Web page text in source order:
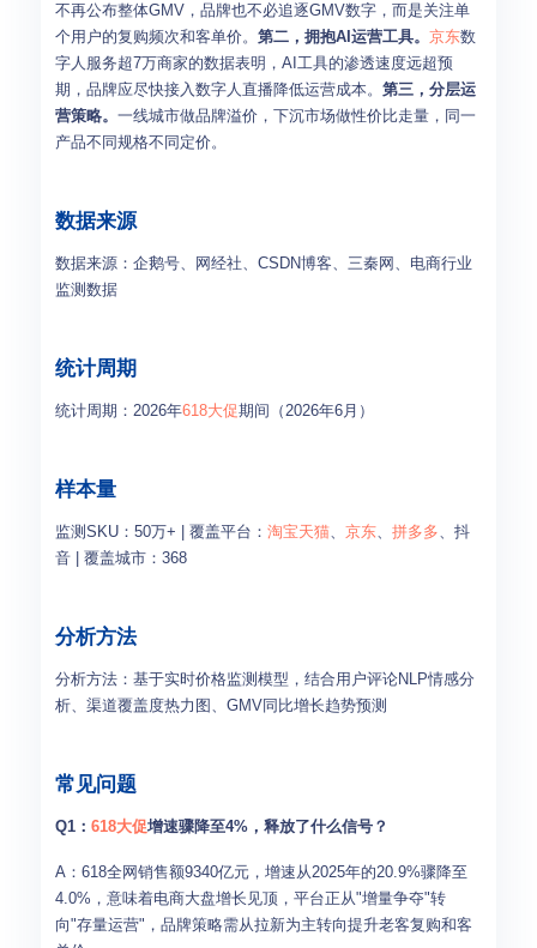
不再公布整体GMV，品牌也不必追逐GMV数字，而是关注单
个用户的复购频次和客单价。 第二，拥抱AI运营工具。 京东数
字人服务超7万商家的数据表明，AI工具的渗透速度远超预
期，品牌应尽快接入数字人直播降低运营成本。 第三，分层运
营策略。 一线城市做品牌溢价，下沉市场做性价比走量，同一
产品不同规格不同定价。
数据来源
数据来源：企鹅号、网经社、CSDN博客、三秦网、电商行业
监测数据
统计周期
统计周期：2026年618大促期间（2026年6月）
样本量
监测SKU：50万+ | 覆盖平台： 淘宝天猫、 京东、 拼多多、抖
音 | 覆盖城市：368
分析方法
分析方法：基于实时价格监测模型，结合用户评论NLP情感分
析、渠道覆盖度热力图、GMV同比增长趋势预测
常见问题
Q1： 618大促增速骤降至4%，释放了什么信号？
A：618全网销售额9340亿元，增速从2025年的20.9%骤降至
4.0%，意味着电商大盘增长见顶，平台正从"增量争夺"转
向"存量运营"，品牌策略需从拉新为主转向提升老客复购和客